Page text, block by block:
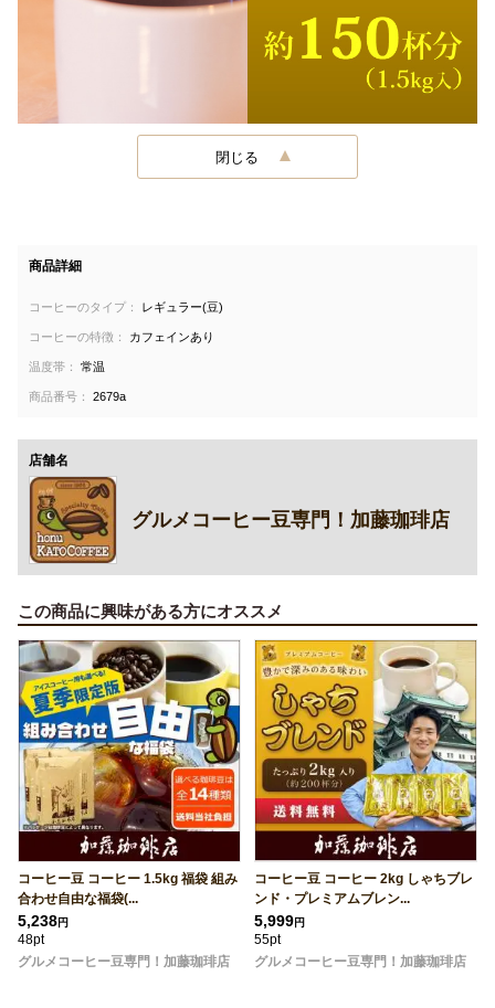
閉じる
商品詳細
コーヒーのタイプ： レギュラー(豆)
コーヒーの特徴： カフェインあり
温度帯： 常温
商品番号： 2679a
店舗名
グルメコーヒー豆専門！加藤珈琲店
この商品に興味がある方にオススメ
コーヒー豆 コーヒー 1.5kg 福袋 組み
合わせ自由な福袋(...
5,238円
48pt
グルメコーヒー豆専門！加藤珈琲店
コーヒー豆 コーヒー 2kg しゃちブレ
ンド・プレミアムブレン...
5,999円
55pt
グルメコーヒー豆専門！加藤珈琲店